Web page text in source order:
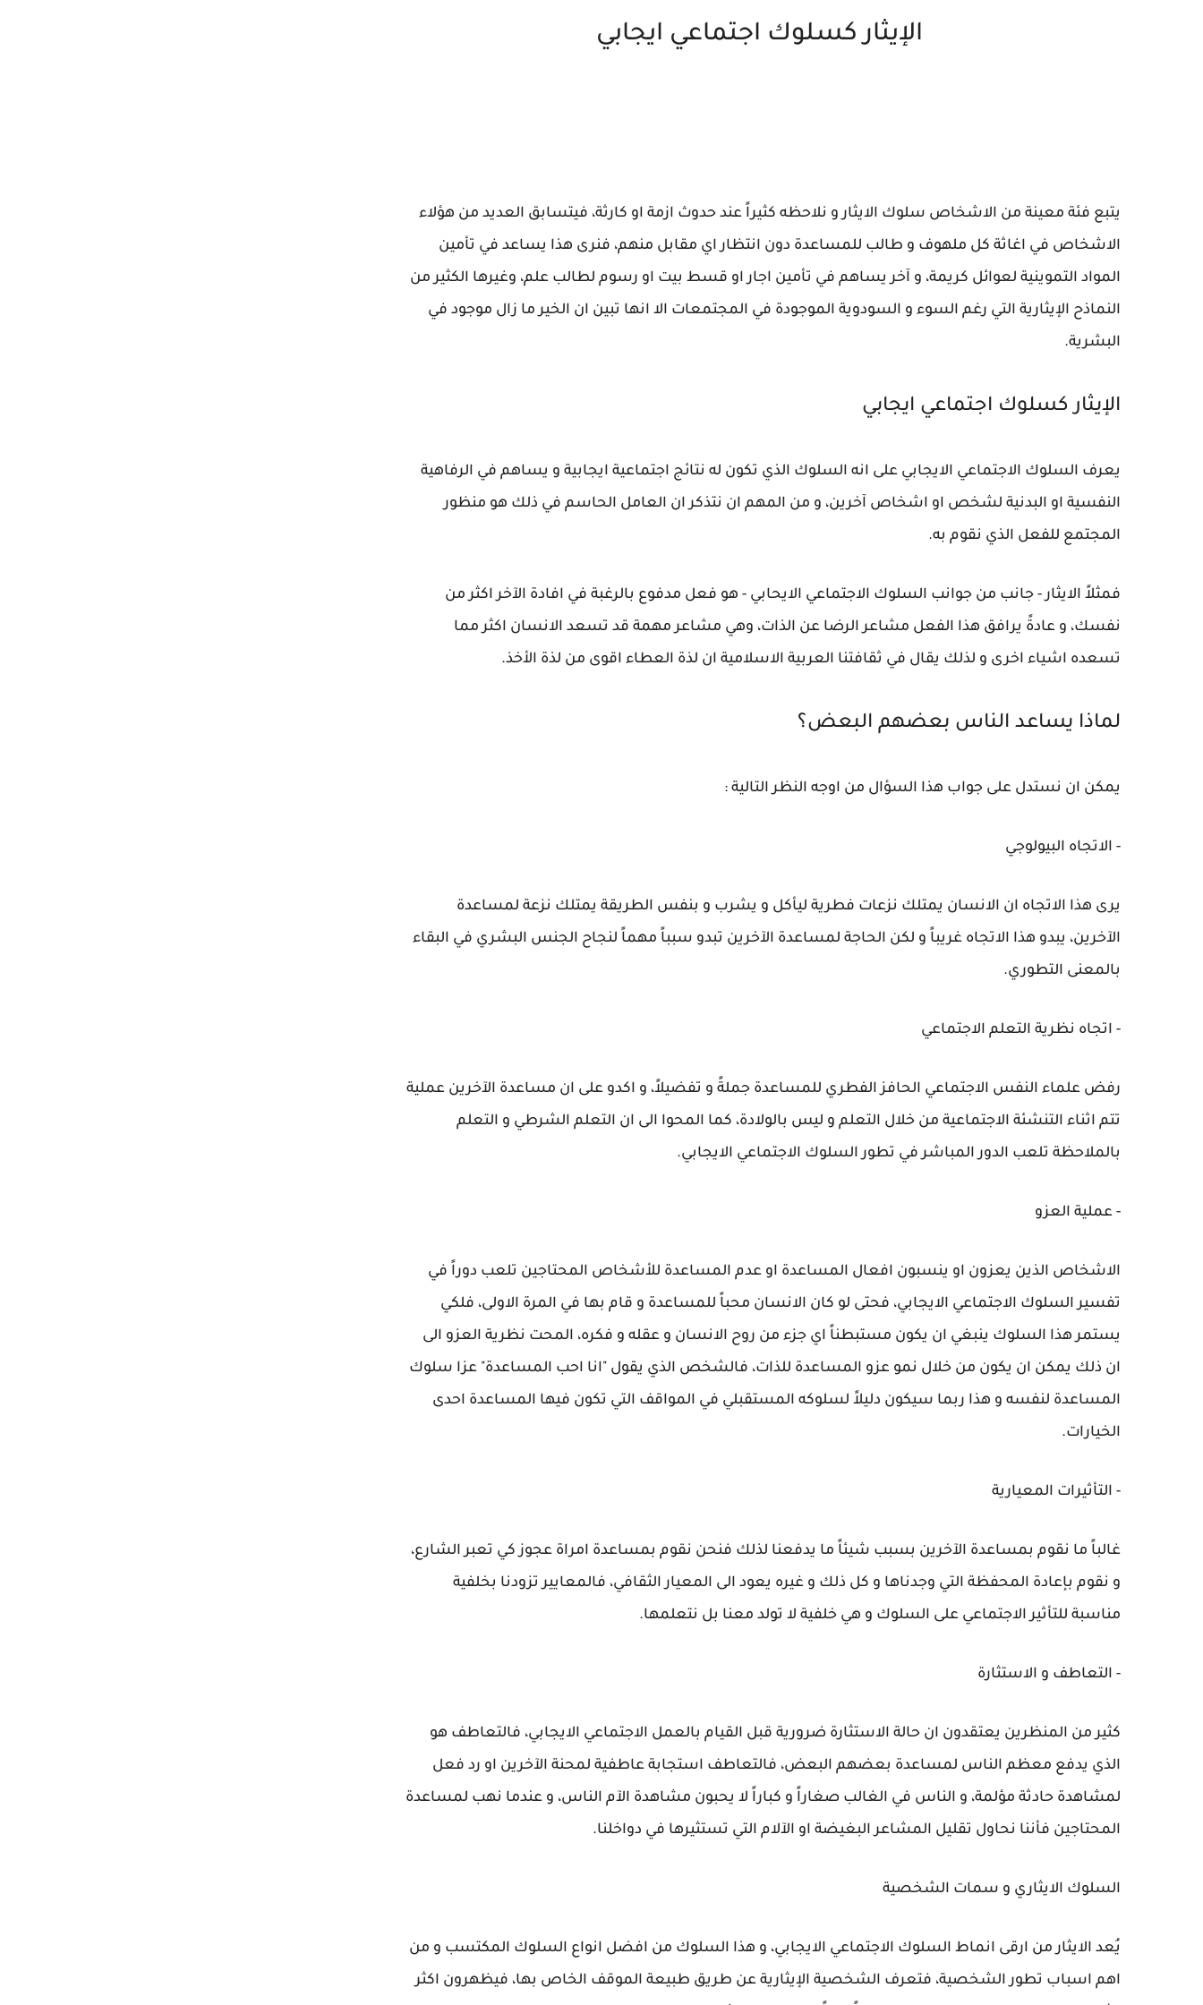
الإيثار كسلوك اجتماعي ايجابي
يتبع فئة معينة من الاشخاص سلوك الايثار و نلاحظه كثيراً عند حدوث ازمة او كارثة، فيتسابق العديد من هؤلاء
الاشخاص في اغاثة كل ملهوف و طالب للمساعدة دون انتظار اي مقابل منهم، فنرى هذا يساعد في تأمين
المواد التموينية لعوائل كريمة، و آخر يساهم في تأمين اجار او قسط بيت او رسوم لطالب علم، وغيرها الكثير من
النماذح الإيثارية التي رغم السوء و السودوية الموجودة في المجتمعات الا انها تبين ان الخير ما زال موجود في
البشرية.
الإيثار كسلوك اجتماعي ايجابي
يعرف السلوك الاجتماعي الايجابي على انه السلوك الذي تكون له نتائج اجتماعية ايجابية و يساهم في الرفاهية
النفسية او البدنية لشخص او اشخاص آخرين، و من المهم ان نتذكر ان العامل الحاسم في ذلك هو منظور
المجتمع للفعل الذي نقوم به.
فمثلاً الايثار - جانب من جوانب السلوك الاجتماعي الايحابي - هو فعل مدفوع بالرغبة في افادة الآخر اكثر من
نفسك، و عادةً يرافق هذا الفعل مشاعر الرضا عن الذات، وهي مشاعر مهمة قد تسعد الانسان اكثر مما
تسعده اشياء اخرى و لذلك يقال في ثقافتنا العربية الاسلامية ان لذة العطاء اقوى من لذة الأخذ.
لماذا يساعد الناس بعضهم البعض؟
يمكن ان نستدل على جواب هذا السؤال من اوجه النظر التالية :
- الاتجاه البيولوجي
يرى هذا الاتجاه ان الانسان يمتلك نزعات فطرية ليأكل و يشرب و بنفس الطريقة يمتلك نزعة لمساعدة
الآخرين، يبدو هذا الاتجاه غريباً و لكن الحاجة لمساعدة الآخرين تبدو سبباً مهماً لنجاح الجنس البشري في البقاء
بالمعنى التطوري.
- اتجاه نظرية التعلم الاجتماعي
رفض علماء النفس الاجتماعي الحافز الفطري للمساعدة جملةً و تفضيلاً، و اكدو على ان مساعدة الآخرين عملية
تتم اثناء التنشئة الاجتماعية من خلال التعلم و ليس بالولادة، كما المحوا الى ان التعلم الشرطي و التعلم
بالملاحظة تلعب الدور المباشر في تطور السلوك الاجتماعي الايجابي.
- عملية العزو
الاشخاص الذين يعزون او ينسبون افعال المساعدة او عدم المساعدة للأشخاص المحتاجين تلعب دوراً في
تفسير السلوك الاجتماعي الايجابي، فحتى لو كان الانسان محباً للمساعدة و قام بها في المرة الاولى، فلكي
يستمر هذا السلوك ينبغي ان يكون مستبطناً اي جزء من روح الانسان و عقله و فكره، المحت نظرية العزو الى
ان ذلك يمكن ان يكون من خلال نمو عزو المساعدة للذات، فالشخص الذي يقول "انا احب المساعدة" عزا سلوك
المساعدة لنفسه و هذا ربما سيكون دليلاً لسلوكه المستقبلي في المواقف التي تكون فيها المساعدة احدى
الخيارات.
- التأثيرات المعيارية
غالباً ما نقوم بمساعدة الآخرين بسبب شيئاً ما يدفعنا لذلك فنحن نقوم بمساعدة امراة عجوز كي تعبر الشارع،
و نقوم بإعادة المحفظة التي وجدناها و كل ذلك و غيره يعود الى المعيار الثقافي، فالمعايير تزودنا بخلفية
مناسبة للتأثير الاجتماعي على السلوك و هي خلفية لا تولد معنا بل نتعلمها.
- التعاطف و الاستثارة
كثير من المنظرين يعتقدون ان حالة الاستثارة ضرورية قبل القيام بالعمل الاجتماعي الايجابي، فالتعاطف هو
الذي يدفع معظم الناس لمساعدة بعضهم البعض، فالتعاطف استجابة عاطفية لمحنة الآخرين او رد فعل
لمشاهدة حادثة مؤلمة، و الناس في الغالب صغاراً و كباراً لا يحبون مشاهدة الآم الناس، و عندما نهب لمساعدة
المحتاجين فأننا نحاول تقليل المشاعر البغيضة او الآلام التي تستثيرها في دواخلنا.
السلوك الايثاري و سمات الشخصية
يُعد الايثار من ارقى انماط السلوك الاجتماعي الايجابي، و هذا السلوك من افضل انواع السلوك المكتسب و من
اهم اسباب تطور الشخصية، فتعرف الشخصية الإيثارية عن طريق طبيعة الموقف الخاص بها، فيظهرون اكثر